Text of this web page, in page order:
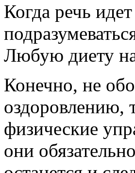
Когда речь
Любую диету
Конечно, не
оздоровлению,
физические
они